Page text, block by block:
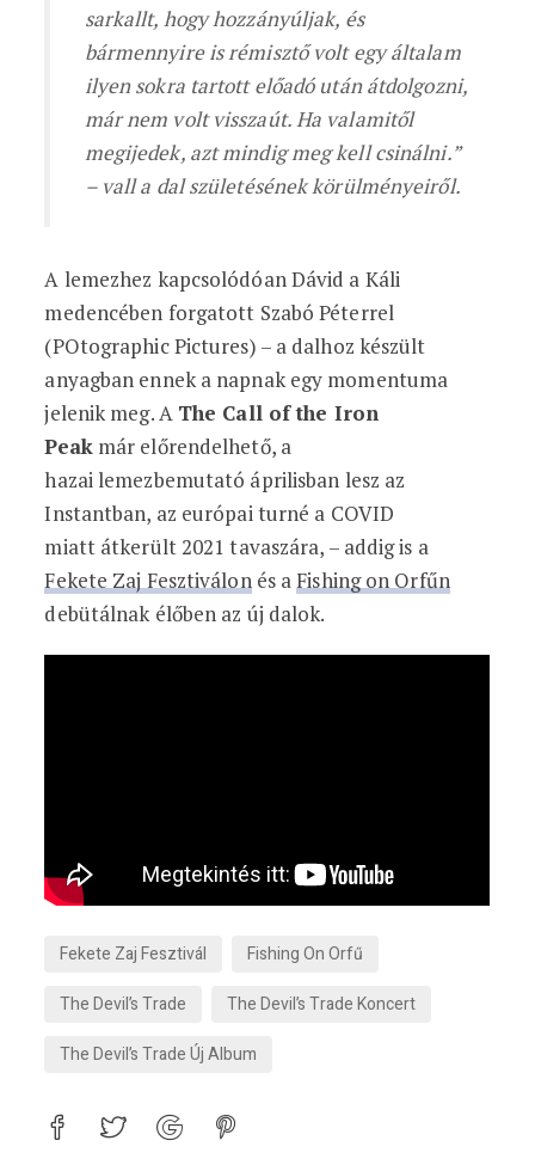
sarkallt, hogy hozzányúljak, és
bármennyire is rémisztő volt egy általam
ilyen sokra tartott előadó után átdolgozni,
már nem volt visszaút. Ha valamitől
megijedek, azt mindig meg kell csinálni.”
– vall a dal születésének körülményeiről.
A lemezhez kapcsolódóan Dávid a Káli
medencében forgatott Szabó Péterrel
(POtographic Pictures) – a dalhoz készült
anyagban ennek a napnak egy momentuma
jelenik meg. A The Call of the Iron
Peak már előrendelhető, a
hazai lemezbemutató áprilisban lesz az
Instantban, az európai turné a COVID
miatt átkerült 2021 tavaszára, – addig is a
Fekete Zaj Fesztiválonés a Fishing on Orfűn
debütálnak élőben az új dalok.
Fekete Zaj Fesztivál
Fishing On Orfű
The Devil’s Trade
The Devil’s Trade Koncert
The Devil’s Trade Új Album